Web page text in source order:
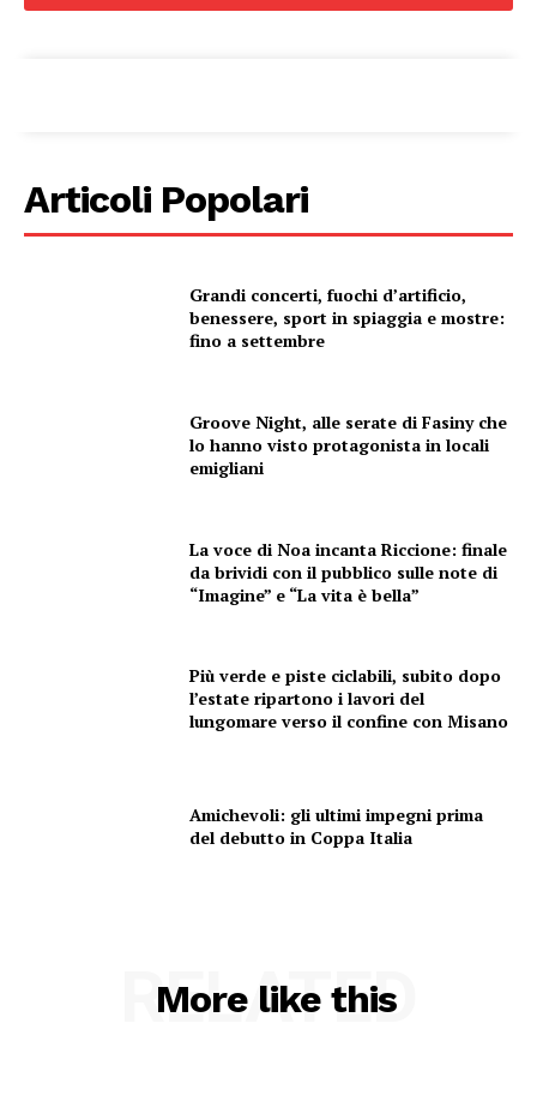
Menu
ECONOMIA
Articoli Popolari
Grandi concerti, fuochi d’artificio,
benessere, sport in spiaggia e mostre:
fino a settembre
Groove Night, alle serate di Fasiny che
lo hanno visto protagonista in locali
emigliani
La voce di Noa incanta Riccione: finale
da brividi con il pubblico sulle note di
“Imagine” e “La vita è bella”
Più verde e piste ciclabili, subito dopo
l’estate ripartono i lavori del
lungomare verso il confine con Misano
Amichevoli: gli ultimi impegni prima
del debutto in Coppa Italia
More like this
RELATED